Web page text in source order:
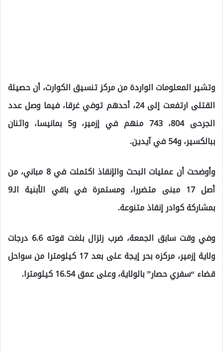
وتشير المعلومات الواردة من مركز تنسيق الكوارث، أن حصيلة
القتلى ارتفعت إلى 24، أحدهم توفي غرقا، فيما وصل عدد
الجرحى 804، 743 منهم في إزمير، و5 بمانيسا، واثنان
ببالكسير، و54 في آيدين.
وأوضحت أن عمليات البحث والإنقاذ اكتملت في 8 مباني، من
أصل 17 مبنى متضررا، ومستمرة في باقي الأبنية الـ9
بمشاركة كوادر إنقاذ متنوعة.
وفي وقت سابق الجمعة، ضرب زلزال بلغت قوته 6.6 درجات
ولاية إزمير، مركزه بحر إيجة على بعد 17 كيلومترا من سواحل
قضاء “سفري حصار” بالولاية، وعلى عمق 16.54 كيلومترا.